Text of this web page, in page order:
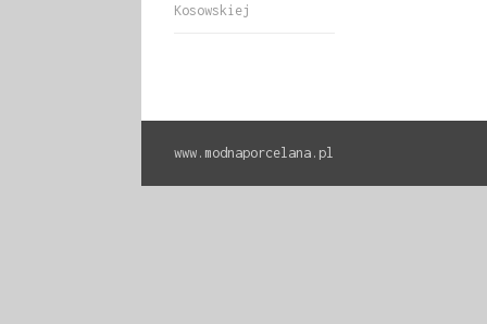
Kosowskiej
www.modnaporcelana.pl